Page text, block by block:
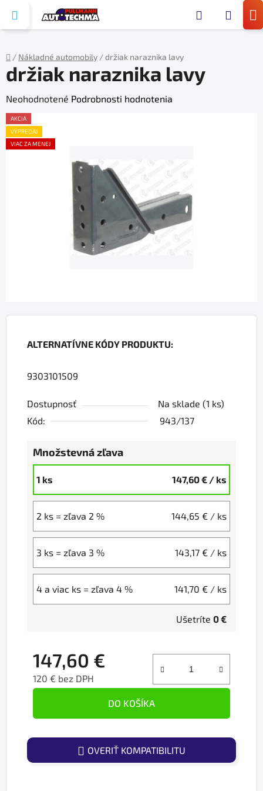
obsah
Domov
/ Nákladné automobily /držiak naraznika lavy
ALTERNATÍVNE KÓDY PRODUKTU:
9303101509
Dostupnosť Na sklade (1 ks)
Kód:
943/137
Množstevná zľava
1 ks 147,60 € / ks
2 ks = zľava 2 % 144,65 € / ks
3 ks = zľava 3 % 143,17 € / ks
4 a viac ks = zľava 4 % 141,70 € / ks
Ušetríte 0 €
147,60 €
120 € bez DPH
DO KOŠÍKA
OVERIŤ KOMPATIBILITU
držiak naraznika lavy
Priemerné
hodnotenie
produktu
je
Neohodnotené Podrobnosti hodnotenia
AKCIA
VÝPREDAJ
VIAC ZA MENEJ